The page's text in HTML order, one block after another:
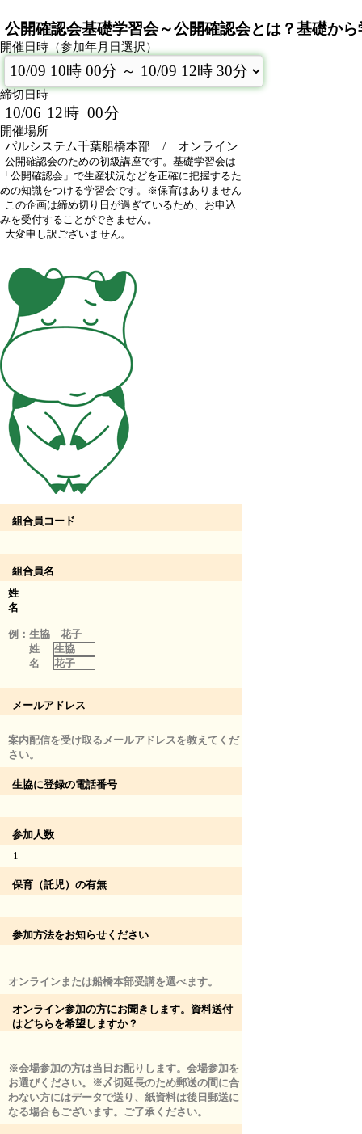
公開確認会基礎学習会～公開確認会とは？基礎か
開催日時（参加年月日選択）
締切日時
10/06 12時 00分
開催場所
パルシステム千葉船橋本部 / オンライン
公開確認会のための初級講座です。基礎学習会は
「公開確認会」で生産状況などを正確に把握するた
めの知識をつける学習会です。※保育はありません
この企画は締め切り日が過ぎているため、お申込
みを受付することができません。
大変申し訳ございません。
組合員コード
組合員名
姓
名
例：生協 花子
姓
生協
名
花子
メールアドレス
案内配信を受け取るメールアドレスを教えてくだ
さい。
生協に登録の電話番号
参加人数
1
保育（託児）の有無
参加方法をお知らせください
オンラインまたは船橋本部受講を選べます。
オンライン参加の方にお聞きします。資料送付
はどちらを希望しますか？
※会場参加の方は当日お配りします。会場参加を
お選びください。※〆切延長のため郵送の間に合
わない方にはデータで送り、紙資料は後日郵送に
なる場合もございます。ご了承ください。